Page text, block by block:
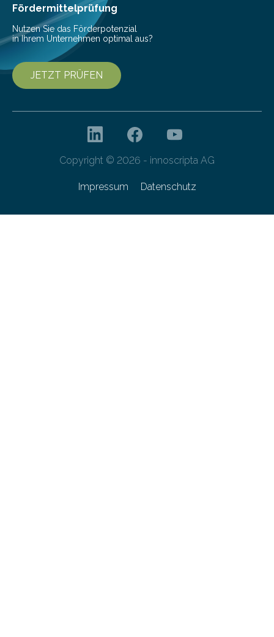
Fördermittelprüfung
Nutzen Sie das Förderpotenzial
in Ihrem Unternehmen optimal aus?
JETZT PRÜFEN
Copyright © 2026 - innoscripta AG
Impressum Datenschutz